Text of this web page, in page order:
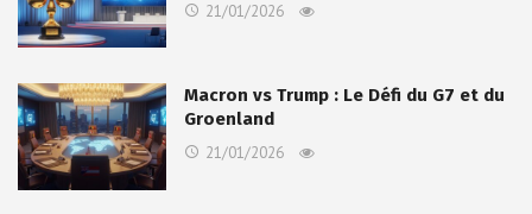
21/01/2026
Macron vs Trump : Le Défi du G7 et du
Groenland
21/01/2026